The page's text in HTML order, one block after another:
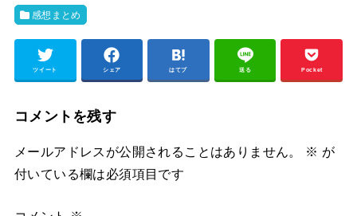
感想まとめ
ツイート シェア はてブ 送る Pocket
コメントを残す
メールアドレスが公開されることはありません。 ※ が
付いている欄は必須項目です